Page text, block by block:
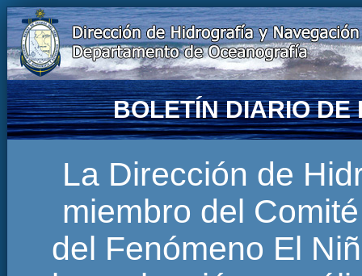
BOLETÍN DIARIO DE
La Dirección de
miembro del
del Fenómeno El